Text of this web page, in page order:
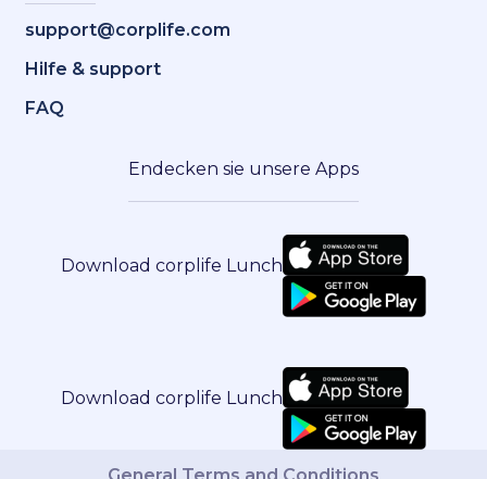
support@corplife.com
Hilfe & support
FAQ
Endecken sie unsere Apps
Download corplife Lunch
Download corplife Lunch
General Terms and Conditions